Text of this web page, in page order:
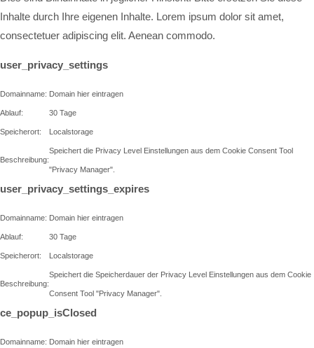
Inhalte durch Ihre eigenen Inhalte. Lorem ipsum dolor sit amet,
consectetuer adipiscing elit. Aenean commodo.
user_privacy_settings
Domainname: Domain hier eintragen
Ablauf: 30 Tage
Speicherort: Localstorage
Beschreibung:
Speichert die Privacy Level Einstellungen aus dem Cookie Consent Tool
"Privacy Manager".
user_privacy_settings_expires
Domainname: Domain hier eintragen
Ablauf: 30 Tage
Speicherort: Localstorage
Beschreibung:
Speichert die Speicherdauer der Privacy Level Einstellungen aus dem Cookie
Consent Tool "Privacy Manager".
ce_popup_isClosed
Domainname: Domain hier eintragen